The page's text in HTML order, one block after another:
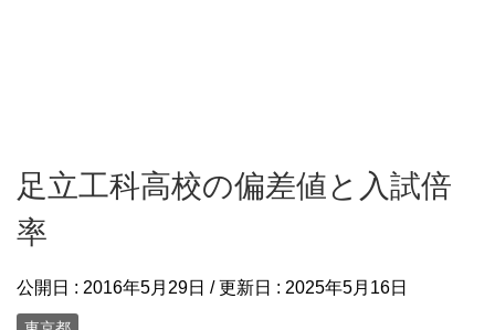
足立工科高校の偏差値と入試倍
率
公開日 : 2016年5月29日 / 更新日 : 2025年5月16日